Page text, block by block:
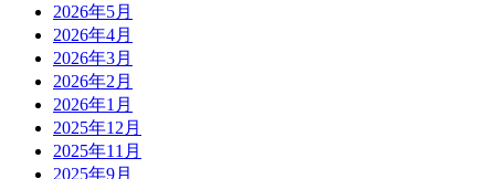
2026年5月
2026年4月
2026年3月
2026年2月
2026年1月
2025年12月
2025年11月
2025年9月